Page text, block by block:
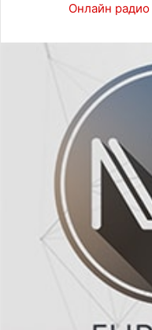
Онлайн радио